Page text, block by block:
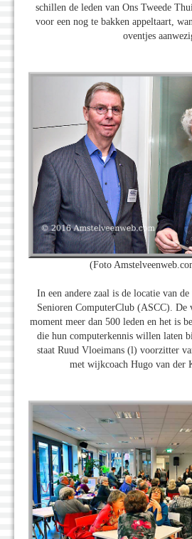
schillen de leden van Ons Tweede
voor een nog te bakken appeltaart,
oventjes
(Foto
In een andere zaal is de locatie van
Senioren ComputerClub (ASCC). De
moment meer dan 500 leden en het is
die hun computerkennis willen laten
staat Ruud Vloeimans (l) voorzitter
met wijkcoach Hugo van der